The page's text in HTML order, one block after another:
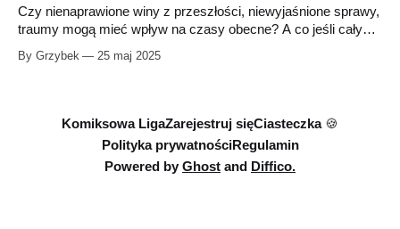
Czy nienaprawione winy z przeszłości, niewyjaśnione sprawy,
traumy mogą mieć wpływ na czasy obecne? A co jeśli cały
ten ból wypłynie w manifestacji tych, którzy nie mają już prawa
głosu, którzy odeszli, ale nie zaznali spokoju we własnej
By Grzybek 25 maj 2025
Komiksowa LigaZarejestruj sięCiasteczka 🍪
Polityka prywatnościRegulamin
Powered by Ghost and Diffico.